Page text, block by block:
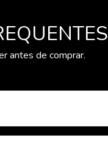
antes de comprar.